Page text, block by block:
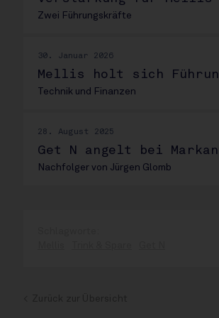
Zwei Führungskräfte
30. Januar 2026
Mellis holt sich
Technik und Finanzen
28. August 2025
Get N angelt bei
Nachfolger von Jürgen Glomb